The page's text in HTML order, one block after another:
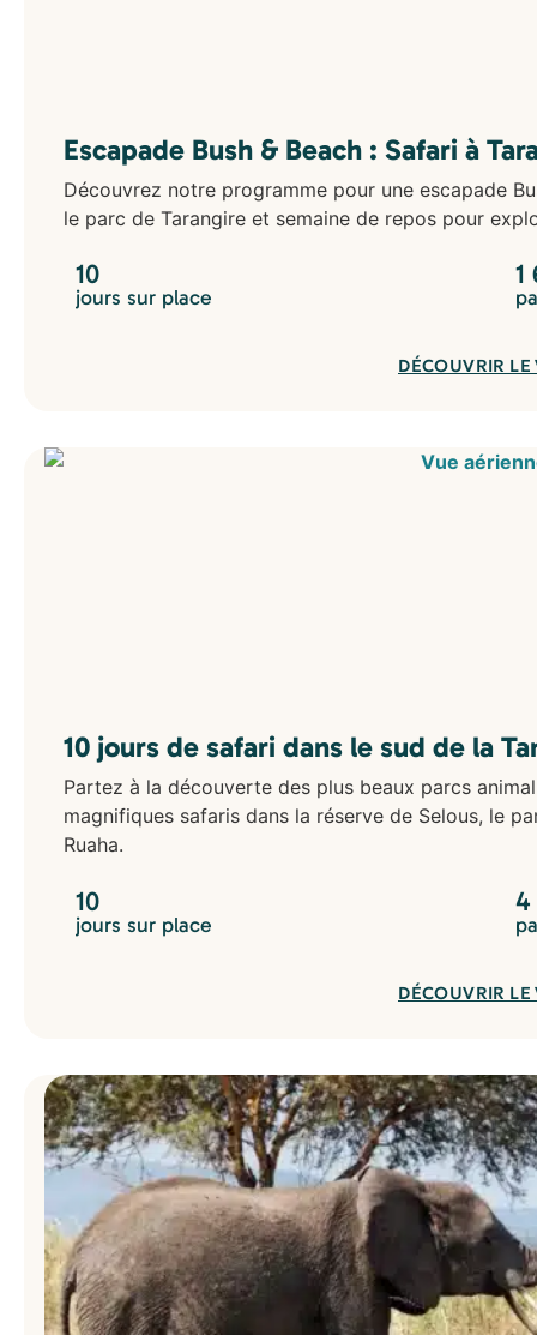
Escapade Bush & Beach : Safari à
Découvrez notre programme pour une escapade
le parc de Tarangire et semaine de repos pour
10
jours sur place
1
DÉCOUVRIR LE
10 jours de safari dans le sud de la
Partez à la découverte des plus beaux parcs
magnifiques safaris dans la réserve de Selous, le
Ruaha.
10
jours sur place
DÉCOUVRIR LE